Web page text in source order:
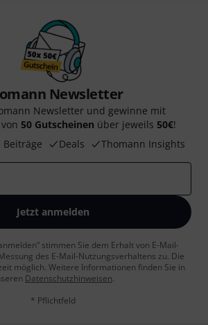
Newsletter
Newsletter und gewinne mit
50 Gutscheinen über jeweils 50€!
Deals Thomann Insights
Jetzt anmelden
stimmen Sie dem Erhalt von E-Mail-
des E-Mail-Nutzungsverhaltens zu. Die
möglich. Weitere Informationen finden Sie in
Datenschutzhinweisen.
* Pflichtfeld